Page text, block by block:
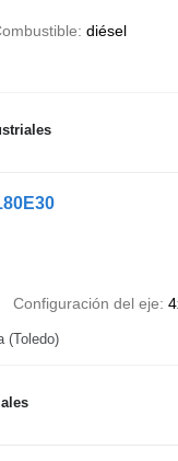
diésel
Configuración del eje
(Toledo)